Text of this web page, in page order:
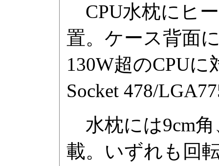
CPU水枕にヒ
置。ケース背面
130W超のCPU
Socket 478/
水枕には9cm角
載。いずれも回